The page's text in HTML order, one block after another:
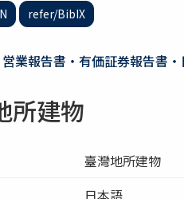
refer/BibIX
営業報告書・有価証券報告書
所建物
臺灣地所建物
日本語